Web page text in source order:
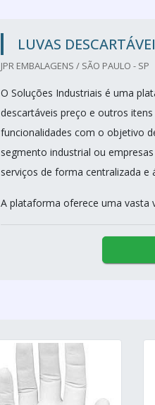
LUVAS
JPR EMBALAGENS / SÃO PAULO - SP
O Soluções Industriais é uma
descartáveis preço e outros
funcionalidades com o objetivo
segmento industrial ou
serviços de forma centralizada e
A plataforma oferece uma vasta